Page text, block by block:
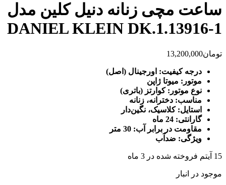
ساعت مچی زنانه دنیل کلین مدل
DANIEL KLEIN DK.1.13916-1
تومان13,200,000
درجه کیفیت: اورجینال (اصل)
موتور: میوتا ژاپن
نوع موتور: کوارتز (باتری)
مناسب: دخترانه، زنانه
استایل: کلاسیک، نگین‌دار
گارانتی: 24 ماه
مقاومت در برابر آب: 30 متر
ویژگی: ضدآب
15 آیتم فروخته شده در 3 ماه
موجود در انبار